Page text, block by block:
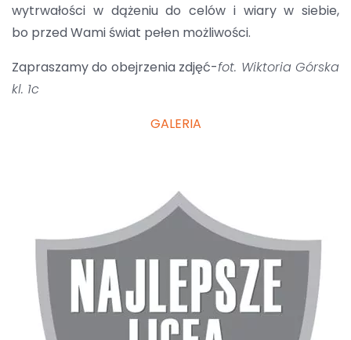
wytrwałości w dążeniu do celów i wiary w siebie,
bo przed Wami świat pełen możliwości.
Zapraszamy do obejrzenia zdjęć-fot. Wiktoria Górska
kl. 1c
GALERIA